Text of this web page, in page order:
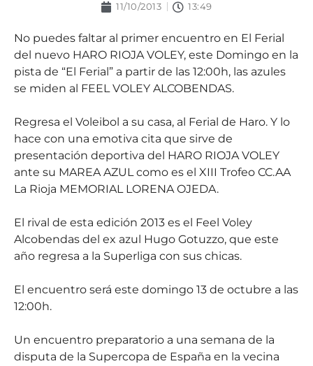
11/10/2013 13:49
No puedes faltar al primer encuentro en El Ferial
del nuevo HARO RIOJA VOLEY, este Domingo en la
pista de “El Ferial” a partir de las 12:00h, las azules
se miden al FEEL VOLEY ALCOBENDAS.
Regresa el Voleibol a su casa, al Ferial de Haro. Y lo
hace con una emotiva cita que sirve de
presentación deportiva del HARO RIOJA VOLEY
ante su MAREA AZUL como es el XIII Trofeo CC.AA
La Rioja MEMORIAL LORENA OJEDA.
El rival de esta edición 2013 es el Feel Voley
Alcobendas del ex azul Hugo Gotuzzo, que este
año regresa a la Superliga con sus chicas.
El encuentro será este domingo 13 de octubre a las
12:00h.
Un encuentro preparatorio a una semana de la
disputa de la Supercopa de España en la vecina